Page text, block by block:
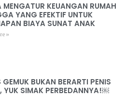
MENGATUR KEUANGAN RUMAH
YANG EFEKTIF UNTUK
BIAYA SUNAT ANAK
»
GEMUK BUKAN BERARTI PENIS
YUK SIMAK PERBEDANNYA!￼